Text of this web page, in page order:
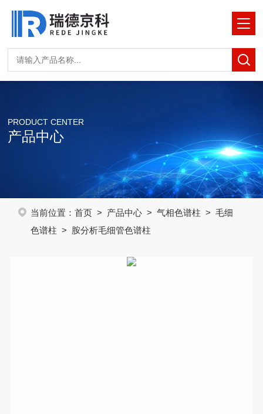
PRODUCT CENTER
产品中心
当前位置： 首页> 产品中心> 气相色谱柱 > 毛细
色谱柱 > 胺分析毛细管色谱柱